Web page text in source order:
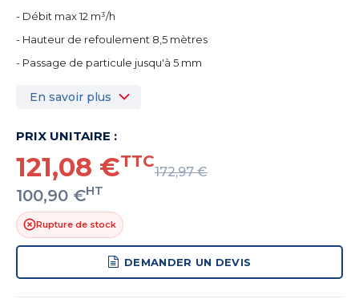
- Débit max 12 m³/h
- Hauteur de refoulement 8,5 mètres
- Passage de particule jusqu'à 5 mm
En savoir plus
PRIX UNITAIRE :
121,08 €TTC
172,97 €
100,90 €HT
Rupture de stock
DEMANDER UN DEVIS